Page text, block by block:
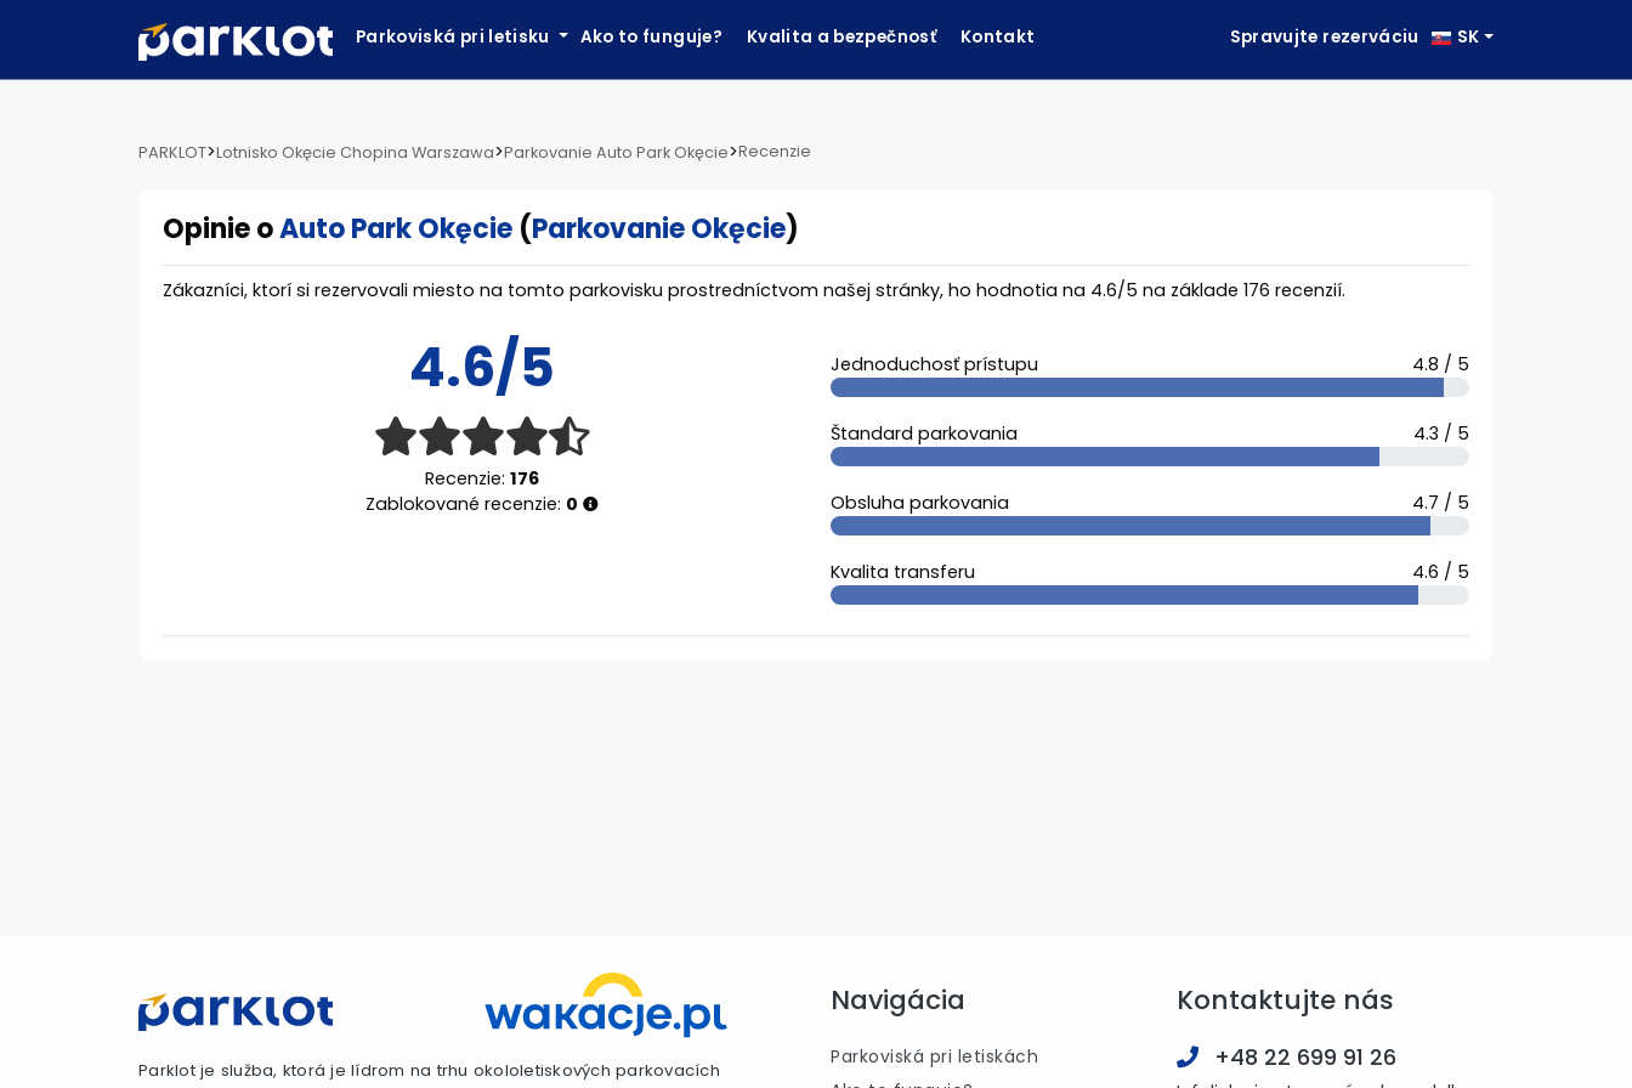
Parkoviská pri letisku Ako to funguje? Kvalita a bezpečnosť Kontakt Spravujte rezerváciu SK
PARKLOT>Lotnisko Okęcie Chopina Warszawa>Parkovanie Auto Park Okęcie>Recenzie
Opinie oAuto Park Okęcie (Parkovanie Okęcie)
Zákazníci, ktorí si rezervovali miesto na tomto parkovisku prostredníctvom našej stránky, ho hodnotia na 4.6/5 na základe 176 recenzií.
4.6/5
Recenzie: 176
Zablokované recenzie: 0
Jednoduchosť prístupu 4.8 / 5
Štandard parkovania 4.3 / 5
Obsluha parkovania 4.7 / 5
Kvalita transferu 4.6 / 5
Parklot je služba, ktorá je lídrom na trhu okololetiskových parkovacích
Navigácia
Parkoviská pri letiskách
Kontaktujte nás
+48 22 699 91 26